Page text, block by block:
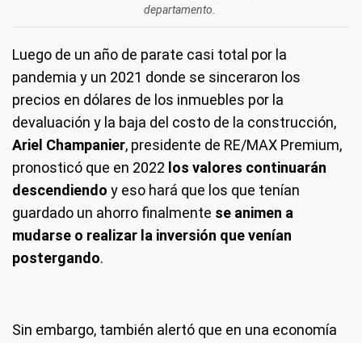
departamento.
Luego de un año de parate casi total por la
pandemia y un 2021 donde se sinceraron los
precios en dólares de los inmuebles por la
devaluación y la baja del costo de la construcción,
Ariel Champanier, presidente de RE/MAX Premium,
pronosticó que en 2022 los valores continuarán
descendiendo y eso hará que los que tenían
guardado un ahorro finalmente se animen a
mudarse o realizar la inversión que venían
postergando.
Sin embargo, también alertó que en una economía